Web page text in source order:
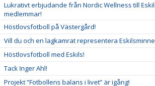
Lukrativt erbjudande från Nordic Wellness till
medlemmar!
Höstlovsfotboll på Västergård!
Vill du och en lagkamrat representera Eskilsminne
Höstlovsfotboll med Eskils!
Tack Inger Ahl!
Projekt ”Fotbollens balans i livet” är igång!